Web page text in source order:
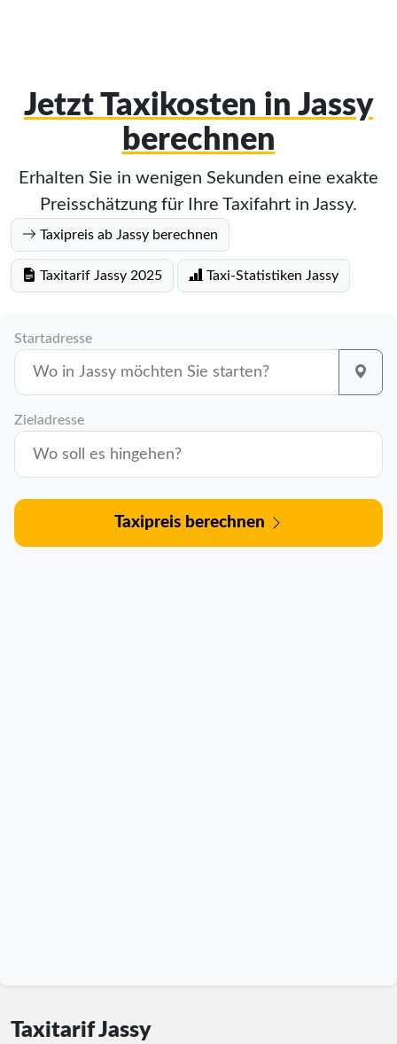
Jetzt Taxikosten in Jassy
berechnen
Erhalten Sie in wenigen Sekunden eine exakte
Preisschätzung für Ihre Taxifahrt in Jassy.
Taxipreis ab Jassy berechnen
Taxitarif Jassy 2025 Taxi-Statistiken Jassy
Startadresse
Zieladresse
Taxipreis berechnen
Taxitarif Jassy